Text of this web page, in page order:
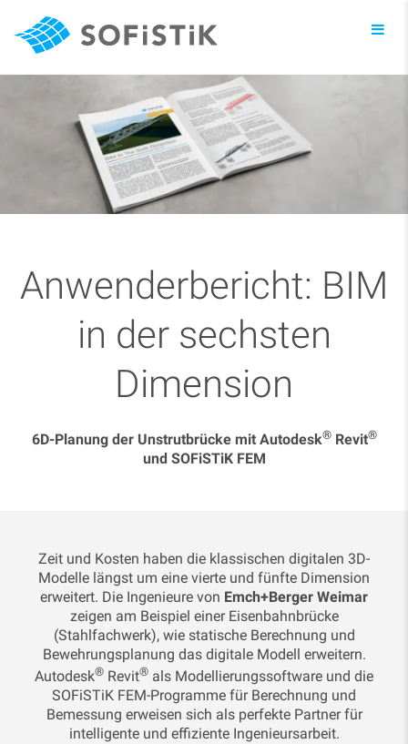
Anwenderbericht: BIM
in der sechsten
Dimension
6D-Planung der Unstrutbrücke mit Autodesk®Revit®
und SOFiSTiK FEM
Zeit und Kosten haben die klassischen digitalen 3D-
Modelle längst um eine vierte und fünfte Dimension
erweitert. Die Ingenieure von Emch+Berger Weimar
zeigen am Beispiel einer Eisenbahnbrücke
(Stahlfachwerk), wie statische Berechnung und
Bewehrungsplanung das digitale Modell erweitern.
Autodesk® Revit® als Modellierungssoftware und die
SOFiSTiK FEM-Programme für Berechnung und
Bemessung erweisen sich als perfekte Partner für
intelligente und effiziente Ingenieursarbeit.